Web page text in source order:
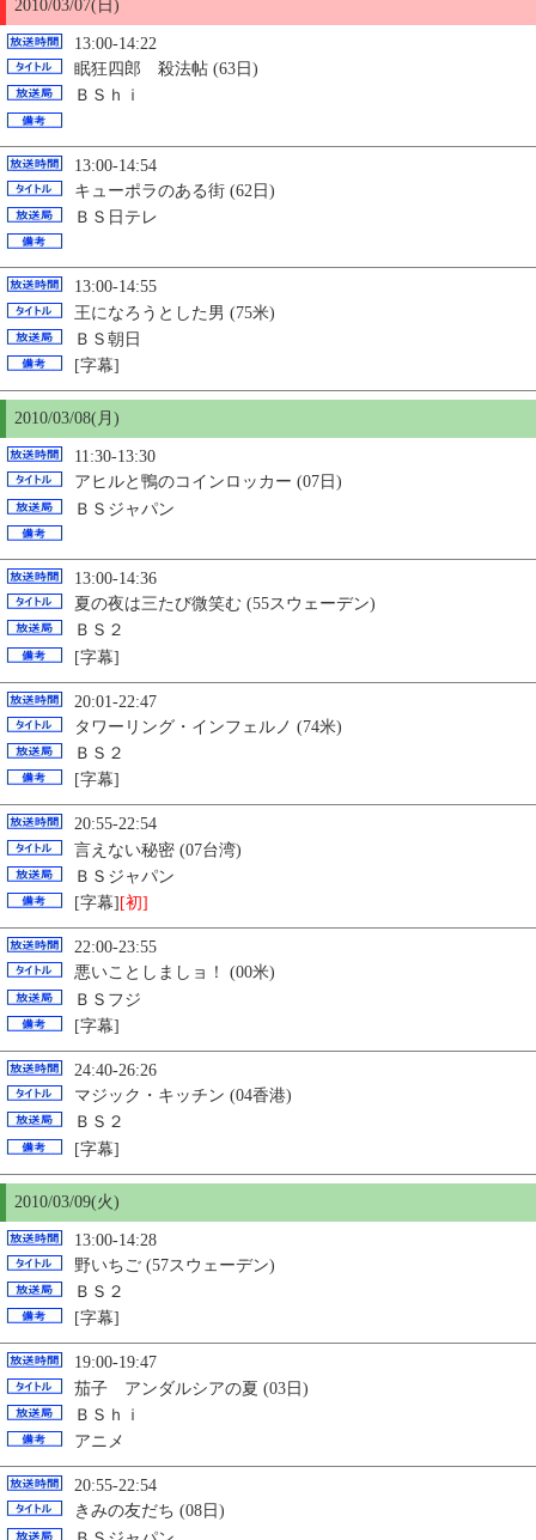
2010/03/07(日)
13:00-14:22
眠狂四郎 殺法帖 (63日)
ＢＳｈｉ
13:00-14:54
キューポラのある街 (62日)
ＢＳ日テレ
13:00-14:55
王になろうとした男 (75米)
ＢＳ朝日
[字幕]
2010/03/08(月)
11:30-13:30
アヒルと鴨のコインロッカー (07日)
ＢＳジャパン
13:00-14:36
夏の夜は三たび微笑む (55スウェーデン)
ＢＳ２
[字幕]
20:01-22:47
タワーリング・インフェルノ (74米)
ＢＳ２
[字幕]
20:55-22:54
言えない秘密 (07台湾)
ＢＳジャパン
[字幕] [初]
22:00-23:55
悪いことしましョ！ (00米)
ＢＳフジ
[字幕]
24:40-26:26
マジック・キッチン (04香港)
ＢＳ２
[字幕]
2010/03/09(火)
13:00-14:28
野いちご (57スウェーデン)
ＢＳ２
[字幕]
19:00-19:47
茄子 アンダルシアの夏 (03日)
ＢＳｈｉ
アニメ
20:55-22:54
きみの友だち (08日)